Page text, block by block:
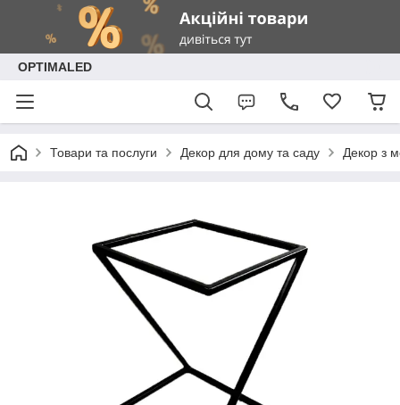
OPTIMALED
Товари та послуги Декор для дому та саду Декор з